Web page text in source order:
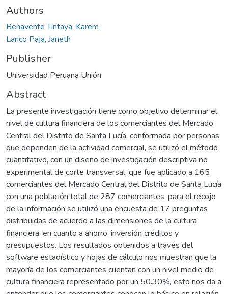
Authors
Benavente Tintaya, Karem
Larico Paja, Janeth
Publisher
Universidad Peruana Unión
Abstract
La presente investigación tiene como objetivo determinar el
nivel de cultura financiera de los comerciantes del Mercado
Central del Distrito de Santa Lucía, conformada por personas
que dependen de la actividad comercial, se utilizó el método
cuantitativo, con un diseño de investigación descriptiva no
experimental de corte transversal, que fue aplicado a 165
comerciantes del Mercado Central del Distrito de Santa Lucía
con una población total de 287 comerciantes, para el recojo
de la información se utilizó una encuesta de 17 preguntas
distribuidas de acuerdo a las dimensiones de la cultura
financiera: en cuanto a ahorro, inversión créditos y
presupuestos. Los resultados obtenidos a través del
software estadístico y hojas de cálculo nos muestran que la
mayoría de los comerciantes cuentan con un nivel medio de
cultura financiera representado por un 50.30%, esto nos da a